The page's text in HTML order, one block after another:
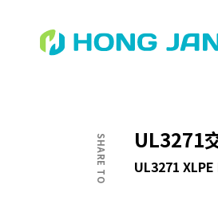
SHARE TO UL3271
UL3271